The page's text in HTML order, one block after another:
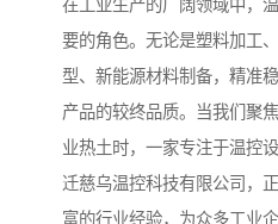
在工业生产的广阔领域中，
要的角色。无论是塑料加工
型、新能源材料制备，精准
产品的较终品质。当我们聚
业热土时，一家专注于温
迁慈乌温控科技有限公司，
富的行业经验，为众多工业